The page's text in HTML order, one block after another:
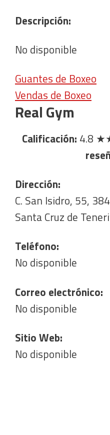
Descripción:
No disponible
Guantes de Boxeo
Vendas de Boxeo
Real Gym
Calificación: 4.8
Dirección:
C. San Isidro, 55,
Santa Cruz de
Teléfono:
No disponible
Correo electrónico:
No disponible
Sitio Web:
No disponible